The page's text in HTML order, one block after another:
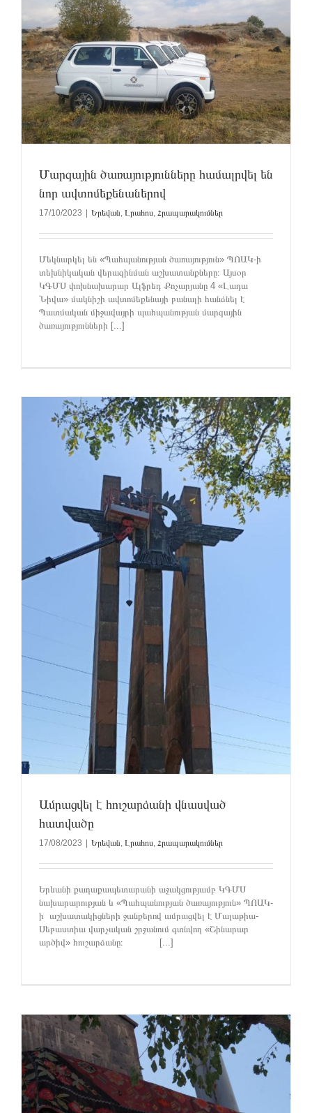
Մարզային ծառայությունները համալրվել են
նոր ավտոմեքենաներով
17/10/2023 Երեվան, Լրահոս, Հրապարակումներ
Մեկնարկել են «Պահպանության ծառայություն» ՊՈԱԿ-ի
տեխնիկական վերազինման աշխատանքները։ Այսօր
ԿԳՄՍ փոխնախարար Ալֆրեդ Քոչարյանը 4 «Լադա
Նիվա» մակնիշի ավտոմեքենայի բանալի հանձնել է
Պատմական միջավայրի պահպանության մարզային
ծառայությունների [...]
Ամրացվել է հուշարձանի վնասված
հատվածը
17/08/2023 Երեվան, Լրահոս, Հրապարակումներ
Երևանի քաղաքապետարանի աջակցությամբ ԿԳՄՍ
նախարարության և «Պահպանության ծառայություն» ՊՈԱԿ-
ի աշխատակիցների ջանքերով ամրացվել է Մալաթիա-
Սեբաստիա վարչական շրջանում գտնվող «Շինարար
արծիվ» հուշարձանը։ [...]